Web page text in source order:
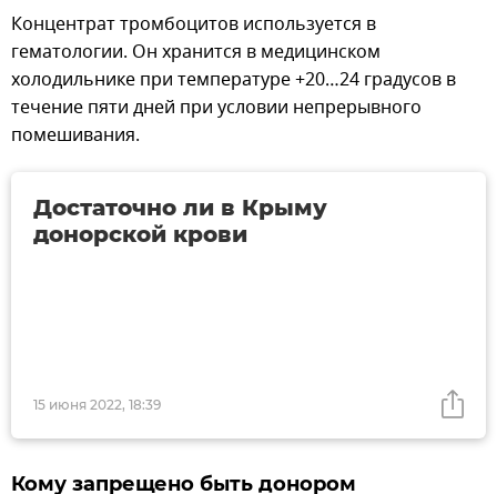
Концентрат тромбоцитов используется в
гематологии. Он хранится в медицинском
холодильнике при температуре +20…24 градусов в
течение пяти дней при условии непрерывного
помешивания.
15 июня 2022, 18:39
Достаточно ли в Крыму
донорской крови
Кому запрещено быть донором